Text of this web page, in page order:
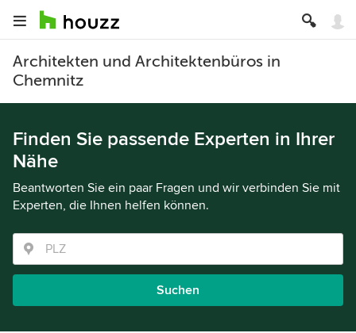
Architekten und Architektenbüros in
Chemnitz
Finden Sie passende Experten in Ihrer
Nähe
Beantworten Sie ein paar Fragen und wir verbinden Sie mit
Experten, die Ihnen helfen können.
Suchen